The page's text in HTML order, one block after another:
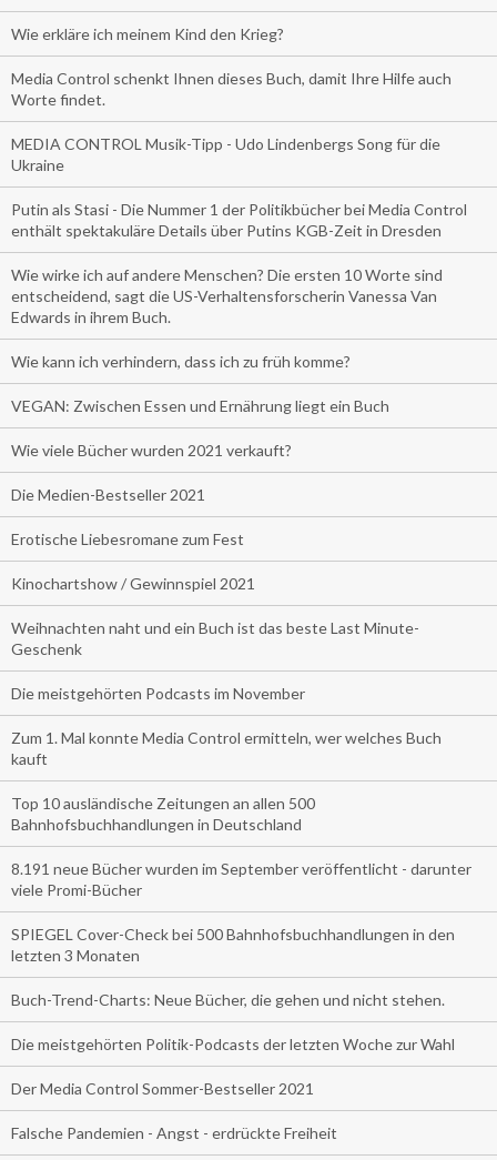
Wie erkläre ich meinem Kind den Krieg?
Media Control schenkt Ihnen dieses Buch, damit Ihre Hilfe auch
Worte findet.
MEDIA CONTROL Musik-Tipp - Udo Lindenbergs Song für die
Ukraine
Putin als Stasi - Die Nummer 1 der Politikbücher bei Media Control
enthält spektakuläre Details über Putins KGB-Zeit in Dresden
Wie wirke ich auf andere Menschen? Die ersten 10 Worte sind
entscheidend, sagt die US-Verhaltensforscherin Vanessa Van
Edwards in ihrem Buch.
Wie kann ich verhindern, dass ich zu früh komme?
VEGAN: Zwischen Essen und Ernährung liegt ein Buch
Wie viele Bücher wurden 2021 verkauft?
Die Medien-Bestseller 2021
Erotische Liebesromane zum Fest
Kinochartshow / Gewinnspiel 2021
Weihnachten naht und ein Buch ist das beste Last Minute-
Geschenk
Die meistgehörten Podcasts im November
Zum 1. Mal konnte Media Control ermitteln, wer welches Buch
kauft
Top 10 ausländische Zeitungen an allen 500
Bahnhofsbuchhandlungen in Deutschland
8.191 neue Bücher wurden im September veröffentlicht - darunter
viele Promi-Bücher
SPIEGEL Cover-Check bei 500 Bahnhofsbuchhandlungen in den
letzten 3 Monaten
Buch-Trend-Charts: Neue Bücher, die gehen und nicht stehen.
Die meistgehörten Politik-Podcasts der letzten Woche zur Wahl
Der Media Control Sommer-Bestseller 2021
Falsche Pandemien - Angst - erdrückte Freiheit